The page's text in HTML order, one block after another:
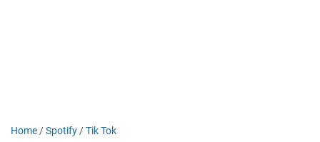
Home /Spotify /Tik Tok